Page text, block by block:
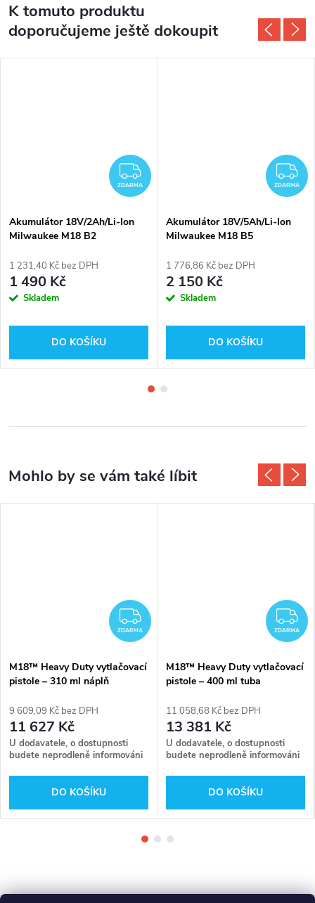
K tomuto produktu
doporučujeme ještě dokoupit
ZDARMA
ZDARMA
Akumulátor 18V/2Ah/Li-Ion
Milwaukee M18 B2
1 231,40 Kč bez DPH
1 490 Kč
Skladem
DO KOŠÍKU
ZDARMA
Akumulátor 18V/5Ah/Li-Ion
Milwaukee M18 B5
1 776,86 Kč bez DPH
2 150 Kč
Skladem
DO KOŠÍKU
ZDARMA
ZDARMA
M18™ Heavy Duty vytlačovací
pistole – 310 ml náplň
201B
9 609,09 Kč bez DPH
11 627 Kč
U dodavatele, o dostupnosti
budete neprodleně informováni
DO KOŠÍKU
ZDARMA
M18™ Heavy Duty vytlačovací
pistole – 400 ml tuba
201B
11 058,68 Kč bez DPH
13 381 Kč
U dodavatele, o dostupnosti
budete neprodleně informováni
DO KOŠÍKU